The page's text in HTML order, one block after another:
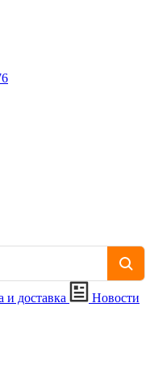
и доставка
Новости